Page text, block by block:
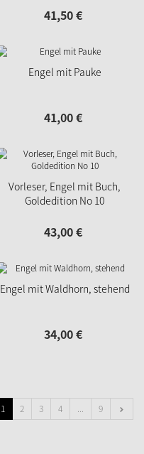
41,50€
Engel mit Pauke
41,00€
Vorleser, Engel mit Buch,
Goldedition No 10
43,00€
Engel mit Waldhorn, stehend
34,00€
1 2 3 4 ... 9